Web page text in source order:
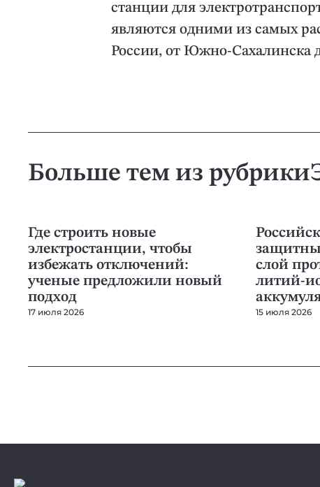
станции для
являются одними из самых
России, от Южно-Сахалинска
Больше тем из рубрики
Где строить новые
электростанции, чтобы
избежать отключений:
ученые предложили новый
подход
17 июля 2026
слой
литий-
15 июля 2026